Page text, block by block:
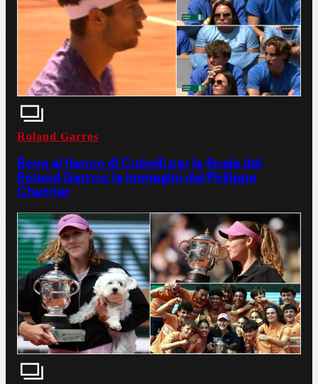
Roland Garros
Bove al fianco di Cobolli per la finale del
Roland Garros: le immagini dal Philippe
Chatrier